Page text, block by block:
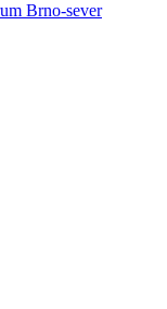
Brno-sever